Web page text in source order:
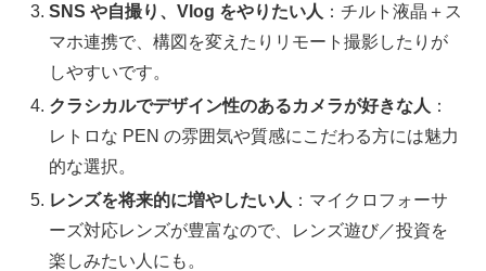
SNS や自撮り、Vlog をやりたい人 ：チルト液晶＋ス
マホ連携で、構図を変えたりリモート撮影したりが
しやすいです。
クラシカルでデザイン性のあるカメラが好きな人 ：
レトロな PEN の雰囲気や質感にこだわる方には魅力
的な選択。
レンズを将来的に増やしたい人 ：マイクロフォーサ
ーズ対応レンズが豊富なので、レンズ遊び／投資を
楽しみたい人にも。